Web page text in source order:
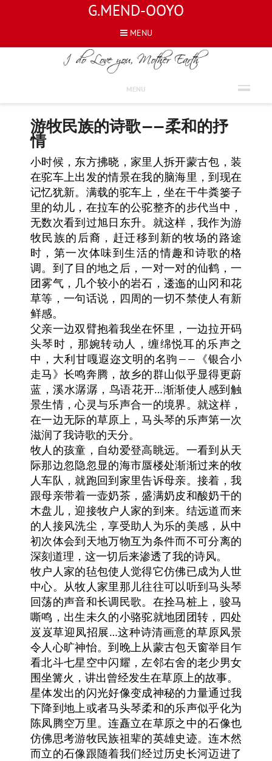
G.MEND-OOYO
MENU
MENU
CHINESE
游牧民族的诗歌——柔和的抒
情
小时候，东方拂晓，家里人拆开蒙古包，装
在驼车上出发的情景在我的脑海里，到现在
记忆犹新。满载的驼车上，坐在干牛粪篓子
里的幼儿，在拉车的公驼整齐的步代当中，
无数次看到过旭日东升。就这样，我作为游
牧民族的后裔，赶迁移到新的牧场的路途
时，第一次体味到生活的情趣和诗歌的格
调。到了目的地之后，一对一对的仙鹤，一
团雾气，几个较小的岩石，逶迤的山冈和花
草等，一句话说，四周的一切不禁使人有新
鲜感。
父亲一边双臂抱着我坐在怀里，一边拉开码
头琴时，那婉转动人，缠绵悦耳的乐声之
中，大利甘嘎遐迩文明的名驹——《银合小
走马》长鸣奔腾，故乡的群山似乎显得更蔚
蓝，溪水潺潺，鸟语花开…渐渐使人感到触
景生情，心灵与乐声合一的境界。就这样，
在一边无际的草原上，马头琴的乐声第一次
滋润了我诗歌的天分。
牧人的孩童，自幼爱登高眺远。一看到从天
际那边忽隐忽显的海市蜃楼处渐渐过来的牧
人车队，就跑回到家里告诉母亲。接着，我
跟母亲带着一壶奶茶，盛满奶皮和酸奶干的
木盘儿，迎接牧户人家的到来。结远道而来
的人接风洗尘，享受助人为乐的美感，从中
初次体会到天地万物互为条件而不可分离的
深刻道理，这一切后来渗透了我的诗风。
牧户人家的毡包使人觉得它仿佛已成为人世
中心。从牧人家里那儿往往可以听到马头琴
回荡的声音和长调民歌。在拴马桩上，骏马
嘶鸣，出生未久的小骆驼就地团团转，四处
岌岌草迎凤招展…这种诗清画意的草原风景
令人心旷神怡。到晚上从蒙古包天窗举目乍
看北斗七星空中闪耀，左邻右舍的老少男女
围坐篝火，讲出曾经发生在草原上的故事。
星体发出的闪光好像变成神秘的力量通过我
下降到地上或者马头琴柔和的乐声似乎化为
陈凤腾空万里。连矗立在草原之中的石像也
仿佛思考游牧民族祖辈的英雄史迹。连木然
而立的石像跟随着我们经过历史长河迈进了